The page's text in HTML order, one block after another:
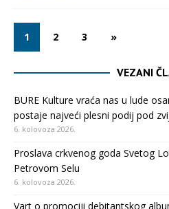
1 2 3 »
VEZANI
BURE Kulture vraća nas u lude
postaje najveći plesni podij pod
6. kolovoza 2026.
Proslava crkvenog goda Svetog
Petrovom Selu
6. kolovoza 2026.
Vart o promociji debitantskog